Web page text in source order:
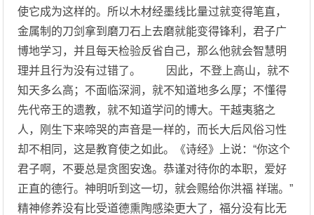
使它成为这样的。所以木材经墨线比量过就变得笔直，
金属制的刀剑拿到磨刀石上去磨就能变得锋利，君子广
博地学习，并且每天检验反省自己，那么他就会智慧明
理并且行为没有过错了。 因此，不登上高山，就不
知天多么高；不面临深涧，就不知道地多么厚；不懂得
先代帝王的遗教，就不知道学问的博大。干越夷貉之
人，刚生下来啼哭的声音是一样的，而长大后风俗习性
却不相同，这是教育使之如此。《诗经》上说：“你这个
君子啊，不要总是贪图安逸。恭谨对待你的本职，爱好
正直的德行。神明听到这一切，就会赐给你洪福 祥瑞。”
精神修养没有比受道德熏陶感染更大了，福分没有比无